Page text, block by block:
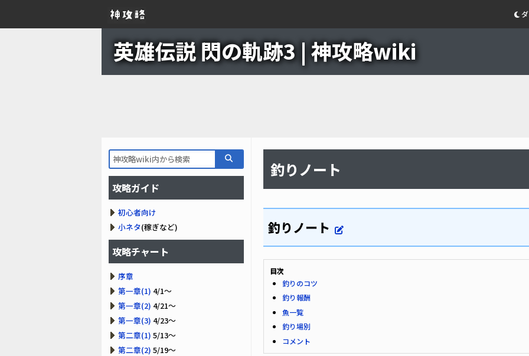
英雄伝説 閃の軌跡3 | 神攻略wiki
釣りノート
釣りノート
目次
釣りのコツ
釣り報酬
魚一覧
釣り場別
コメント
攻略ガイド
初心者向け
小ネタ(稼ぎなど)
攻略チャート
序章
第一章(1) 4/1～
第一章(2) 4/21～
第一章(3) 4/23～
第二章(1) 5/13～
第二章(2) 5/19～